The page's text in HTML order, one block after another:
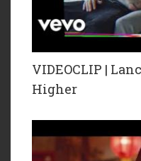
VIDEOCLIP |
Higher